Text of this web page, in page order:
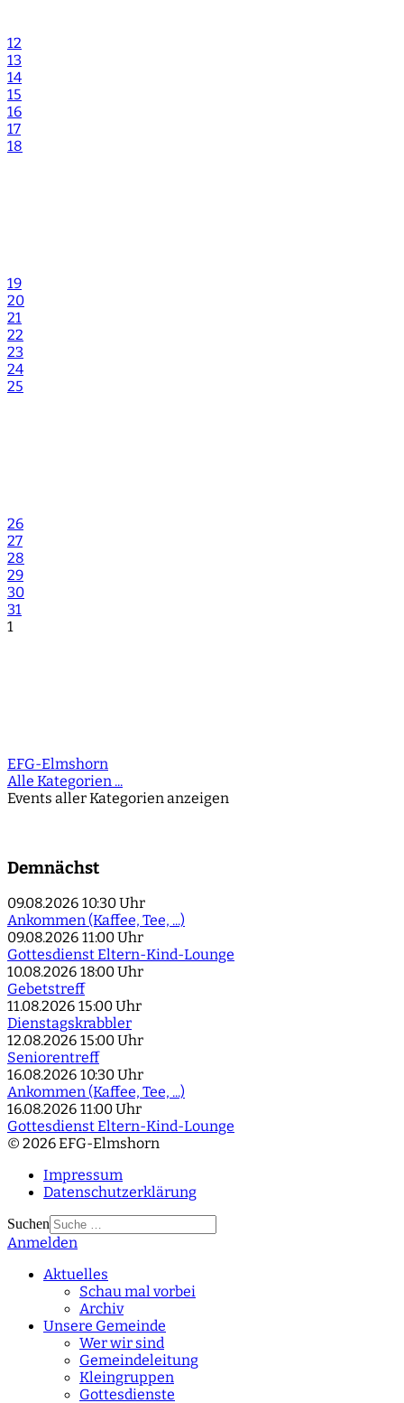
12
13
14
15
16
17
18
19
20
21
22
23
24
25
26
27
28
29
30
31
1
EFG-Elmshorn
Alle Kategorien ...
Events aller Kategorien anzeigen
Demnächst
09.08.2026 10:30 Uhr
Ankommen (Kaffee, Tee, ...)
09.08.2026 11:00 Uhr
Gottesdienst Eltern-Kind-Lounge
10.08.2026 18:00 Uhr
Gebetstreff
11.08.2026 15:00 Uhr
Dienstagskrabbler
12.08.2026 15:00 Uhr
Seniorentreff
16.08.2026 10:30 Uhr
Ankommen (Kaffee, Tee, ...)
16.08.2026 11:00 Uhr
Gottesdienst Eltern-Kind-Lounge
© 2026 EFG-Elmshorn
Impressum
Datenschutzerklärung
Suchen
Type 2 or more
Anmelden
Aktuelles
Schau mal vorbei
Archiv
Unsere Gemeinde
Wer wir sind
Gemeindeleitung
Kleingruppen
Gottesdienste